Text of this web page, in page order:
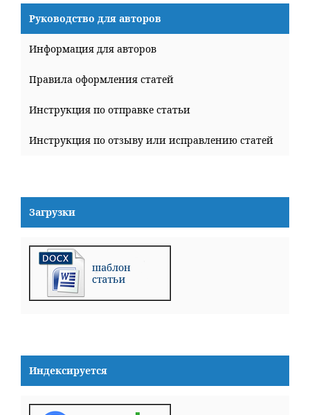
Руководство для авторов
Информация для авторов
Правила оформления статей
Инструкция по отправке статьи
Инструкция по отзыву или исправлению статей
Загрузки
Индексируется